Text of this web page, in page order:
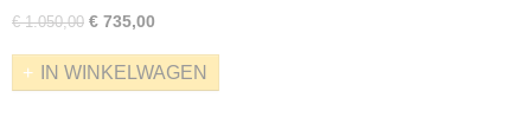
€ 1.050,00 € 735,00
IN WINKELWAGEN